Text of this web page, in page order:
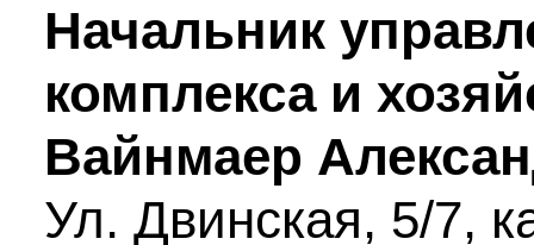
Начальник
комплекса и
Вайнмаер
Ул. Двинская, 5/7,